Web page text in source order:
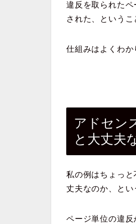
違反を取られた
された、というこ
仕組みはよくわか
アドセン
と大丈夫
私の例はちょっ
丈夫なのか、とい
ページ単位の違反